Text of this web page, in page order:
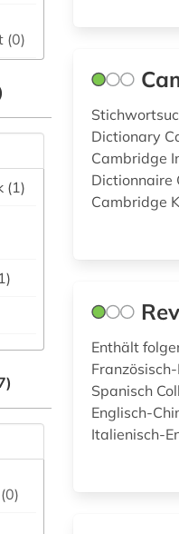
(0)
(0)
(1)
)
Dictionary
Cambridge
Dictionnaire
Cambridge
Enthält
Spanisch
Englisch-
Italienisch-